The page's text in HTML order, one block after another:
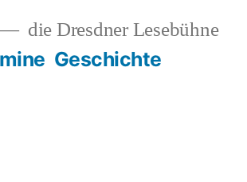
die Dresdner Lesebühne
Geschichte